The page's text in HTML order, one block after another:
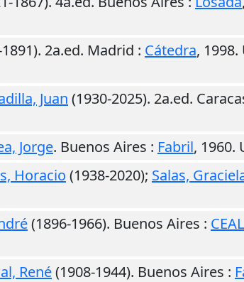
2a.ed. Madrid : Cátedra, 1998.
Juan (1930-2025). 2a.ed.
Jorge. Buenos Aires : Fabril, 1960.
Horacio (1938-2020); Salas,
(1896-1966). Buenos Aires : CEAL
René(1908-1944). Buenos Aires :